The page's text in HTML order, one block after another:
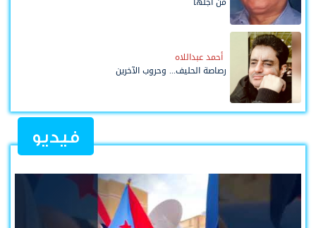
أحمد عبداللاه
رصاصة الحليف... وحروب الآخرين
فيديو